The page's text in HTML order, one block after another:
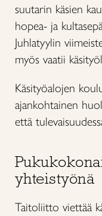
suutarin käsien
hopea- ja
Juhlatyylin
myös vaatii
Käsityöalojen
ajankohtainen
että
yhteistyönä
Taitoliitto viettää